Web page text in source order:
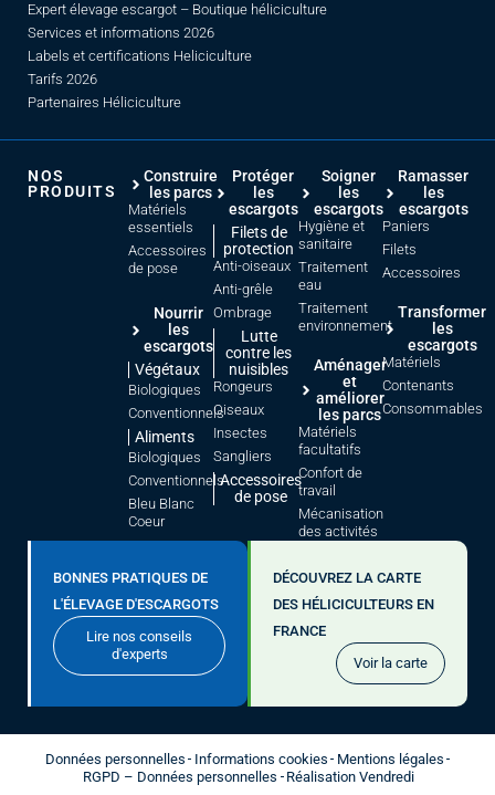
Expert élevage escargot – Boutique héliciculture
Services et informations 2026
Labels et certifications Heliciculture
Tarifs 2026
Partenaires Héliciculture
BONNES PRATIQUES DE
L'ÉLEVAGE D'ESCARGOTS
Lire nos conseils
d'experts
DÉCOUVREZ LA CARTE
DES HÉLICICULTEURS EN
FRANCE
Voir la carte
NOS
PRODUITS
Construire
les parcs
Matériels
essentiels
Accessoires
de pose
Nourrir
les
escargots
Végétaux
Biologiques
Conventionnels
Aliments
Biologiques
Conventionnels
Bleu Blanc
Coeur
Protéger
les
escargots
Filets de
protection
Anti-oiseaux
Anti-grêle
Ombrage
Lutte
contre les
nuisibles
Rongeurs
Oiseaux
Insectes
Sangliers
Accessoires
de pose
Soigner
les
escargots
Hygiène et
sanitaire
Traitement
eau
Traitement
environnement
Aménager
et
améliorer
les parcs
Matériels
facultatifs
Confort de
travail
Mécanisation
des activités
Ramasser
les
escargots
Paniers
Filets
Accessoires
Transformer
les
escargots
Matériels
Contenants
Consommables
Données personnelles Informations cookies
Mentions légales
RGPD – Données personnelles
Réalisation Vendredi